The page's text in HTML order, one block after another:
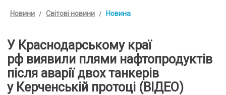
Новини Світові новини Новина
У Краснодарському краї
рф виявили плями нафтопродуктів
після аварії двох танкерів
у Керченській протоці (ВІДЕО)